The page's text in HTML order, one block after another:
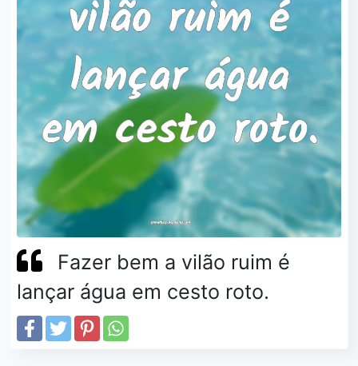
Fazer bem a vilão ruim é
lançar água em cesto roto.